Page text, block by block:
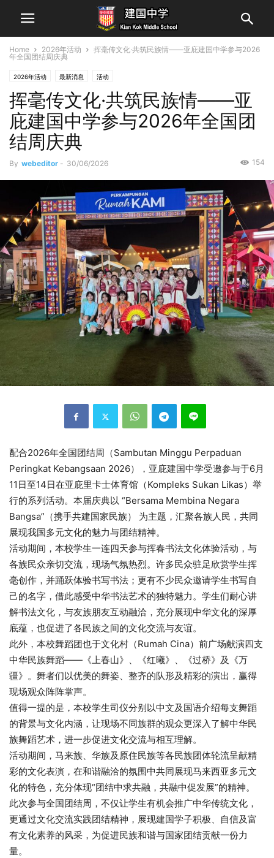
Home 2026年活动
挥毫传文化·共筑民族情——亚庇建国中学参与2026
年全国团结周庆典
2026年活动 最新消息 活动
挥毫传文化·共筑民族情——亚
庇建国中学参与2026年全国团
结周庆典
By webeditor - 30/06/2026 154
配合2026年全国团结周（Sambutan Minggu Perpaduan
Peringkat Kebangsaan 2026），亚庇建国中学受邀参与于6月
11日至14日在亚庇里卡士体育馆（Kompleks Sukan Likas）举
行的系列活动。本届庆典以 “Bersama Membina Negara
Bangsa”（携手共建国家民族） 为主题，汇聚各族人民，共同
展现我国多元文化的魅力与团结精神。
活动期间，本校学生一连四天参与挥春书法文化体验活动，与
各族民众亲切交流，现场气氛热烈。许多民众驻足欣赏学生挥
毫创作，并踊跃体验书写书法；更有不少民众邀请学生书写自
己的名字，借此感受中华书法艺术的独特魅力。学生们耐心讲
解书法文化，与友族朋友互动融洽，充分展现中华文化的深厚
底蕴，也促进了各民族之间的文化交流与友谊。
此外，本校舞蹈团也于文化村（Rumah Cina）前广场献演四支
中华民族舞蹈——《上春山》、《红曦》、《过桥》及《万
疆》。舞者们以优美的舞姿、整齐的队形及精彩的演出，赢得
现场观众阵阵掌声。
值得一提的是，本校学生司仪分别以中文及国语介绍每支舞蹈
的背景与文化内涵，让现场不同族群的观众更深入了解中华民
族舞蹈艺术，进一步促进文化交流与相互理解。
活动期间，马来族、华族及原住民族等各民族团体轮流呈献精
彩的文化表演，在和谐融洽的氛围中共同展现马来西亚多元文
化的特色，充分体现“团结中求共融，共融中促发展”的精神。
此次参与全国团结周，不仅让学生有机会推广中华传统文化，
更通过文化交流实践团结精神，展现建国学子积极、自信及富
有文化素养的风采，为促进民族和谐与国家团结贡献一份力
量。